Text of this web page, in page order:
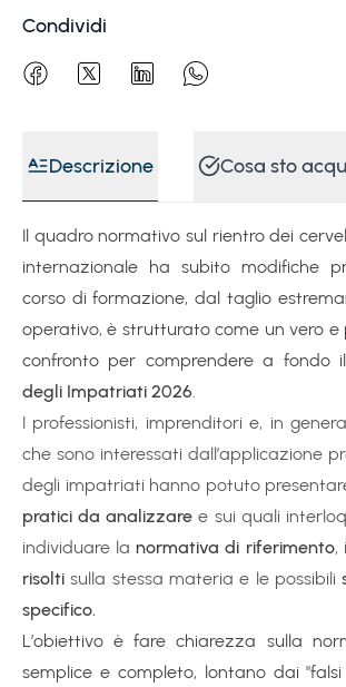
Condividi
Descrizione Cosa sto
Il quadro normativo sul rientro dei
internazionale ha subito modifiche
corso di formazione, dal taglio
operativo, è strutturato come un vero e
confronto per comprendere a fondo il
degli Impatriati 2026
I professionisti, imprenditori e, in
che sono interessati dall’applicazione
degli impatriati hanno potuto
pratici da analizzare e sui quali
individuare lanormativa di riferimento, i
risolti sulla stessa materia e le possibili
specifico.
L’obiettivo è fare chiarezza sulla
semplice e completo, lontano dai